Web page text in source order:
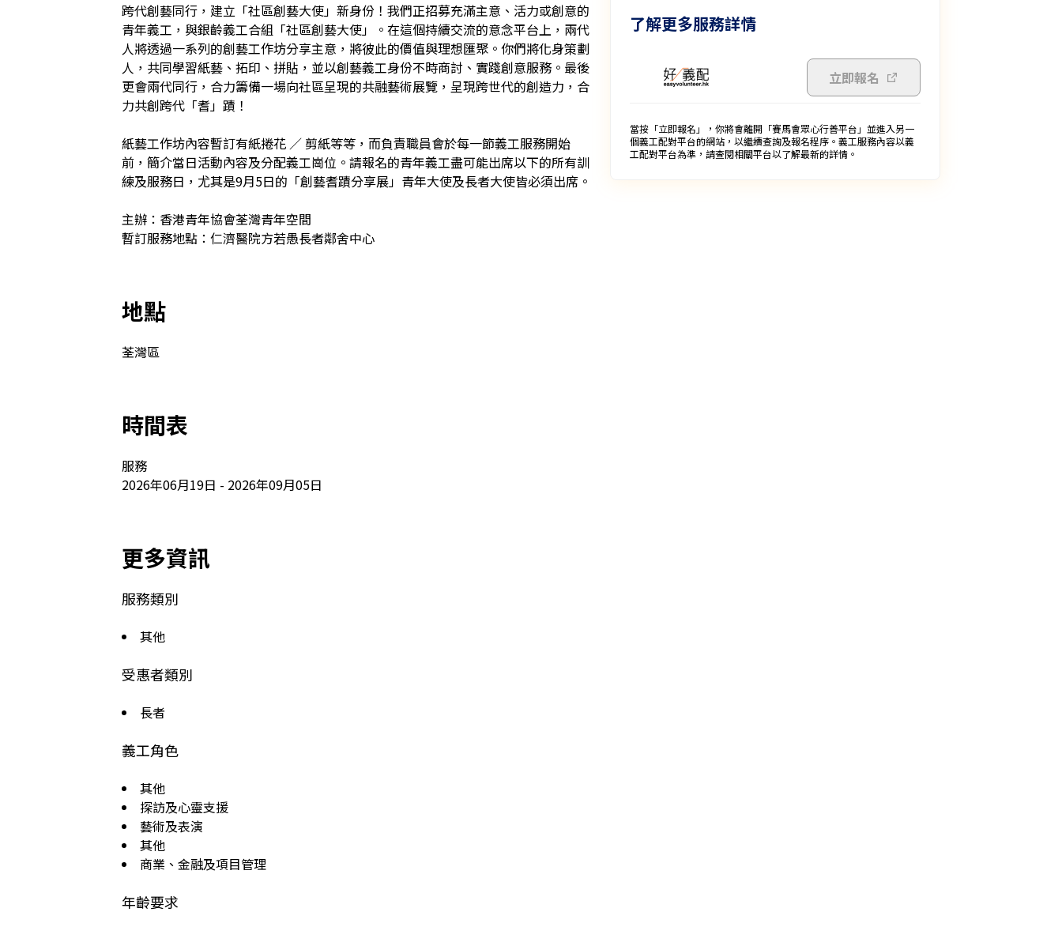
跨代創藝同行，建立「社區創藝大使」新身份！我們正招募充滿主意、活力或創意的
青年義工，與銀齡義工合組「社區創藝大使」。在這個持續交流的意念平台上，兩代
人將透過一系列的創藝工作坊分享主意，將彼此的價值與理想匯聚。你們將化身策劃
人，共同學習紙藝、拓印、拼貼，並以創藝義工身份不時商討、實踐創意服務。最後
更會兩代同行，合力籌備一場向社區呈現的共融藝術展覽，呈現跨世代的創造力，合
力共創跨代「耆」蹟！
紙藝工作坊內容暫訂有紙捲花 ／ 剪紙等等，而負責職員會於每一節義工服務開始
前，簡介當日活動內容及分配義工崗位。請報名的青年義工盡可能出席以下的所有訓
練及服務日，尤其是9月5日的「創藝耆蹟分享展」青年大使及長者大使皆必須出席。
主辦：香港青年協會荃灣青年空間
暫訂服務地點：仁濟醫院方若愚長者鄰舍中心
地點
荃灣區
時間表
服務
2026年06月19日 - 2026年09月05日
更多資訊
服務類別
其他
受惠者類別
長者
義工角色
其他
探訪及心靈支援
藝術及表演
其他
商業、金融及項目管理
年齡要求
了解更多服務詳情
立即報名
當按「立即報名」，你將會離開「賽馬會眾心行善平台」並進入另一
個義工配對平台的網站，以繼續查詢及報名程序。義工服務內容以義
工配對平台為準，請查閱相關平台以了解最新的詳情。